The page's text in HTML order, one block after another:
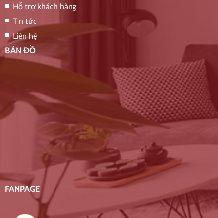
Hỗ trợ khách hàng
Tin tức
Liên hệ
BẢN ĐỒ
FANPAGE